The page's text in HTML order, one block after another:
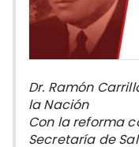
Dr. Ramón
la Nación
Con la reforma
Secretaría de